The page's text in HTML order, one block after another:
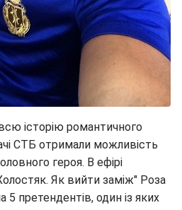
історію романтичного
СТБ отримали можливість
героя. В ефірі
Як вийти заміж" Роза
5 претендентів, один із яких